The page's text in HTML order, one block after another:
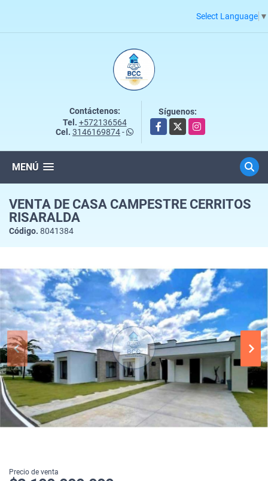
Select Language ▼
Contáctenos:
Tel. +572136564
Cel. 3146169874-
Síguenos:
Facebook
X Instagram
MENÚ
VENTA DE CASA CAMPESTRE CERRITOS
RISARALDA
Código. 8041384
Precio de venta